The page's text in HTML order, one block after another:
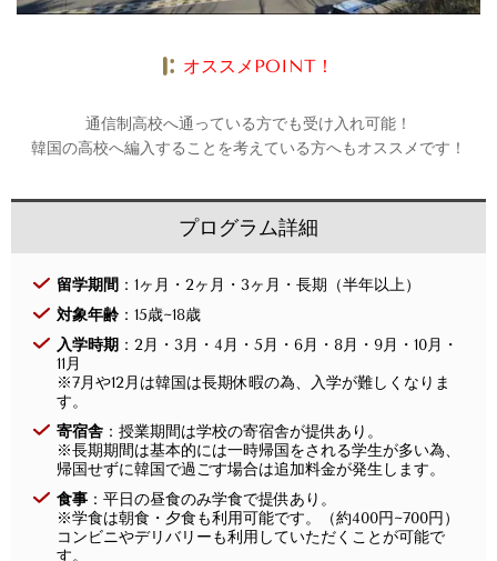
オススメPOINT！
通信制高校へ通っている方でも受け入れ可能！
韓国の高校へ編入することを考えている方へもオススメです！
プログラム詳細
留学期間 ：1ヶ月・2ヶ月・3ヶ月・長期（半年以上）
対象年齢 ：15歳~18歳
入学時期 ：2月・3月・4月・5月・6月・8月・9月・10月・
11月
※7月や12月は韓国は長期休暇の為、入学が難しくなりま
す。
寄宿舎 ：授業期間は学校の寄宿舎が提供あり。
※長期期間は基本的には一時帰国をされる学生が多い為、
帰国せずに韓国で過ごす場合は追加料金が発生します。
食事 ：平日の昼食のみ学食で提供あり。
※学食は朝食・夕食も利用可能です。（約400円~700円）
コンビニやデリバリーも利用していただくことが可能で
す。